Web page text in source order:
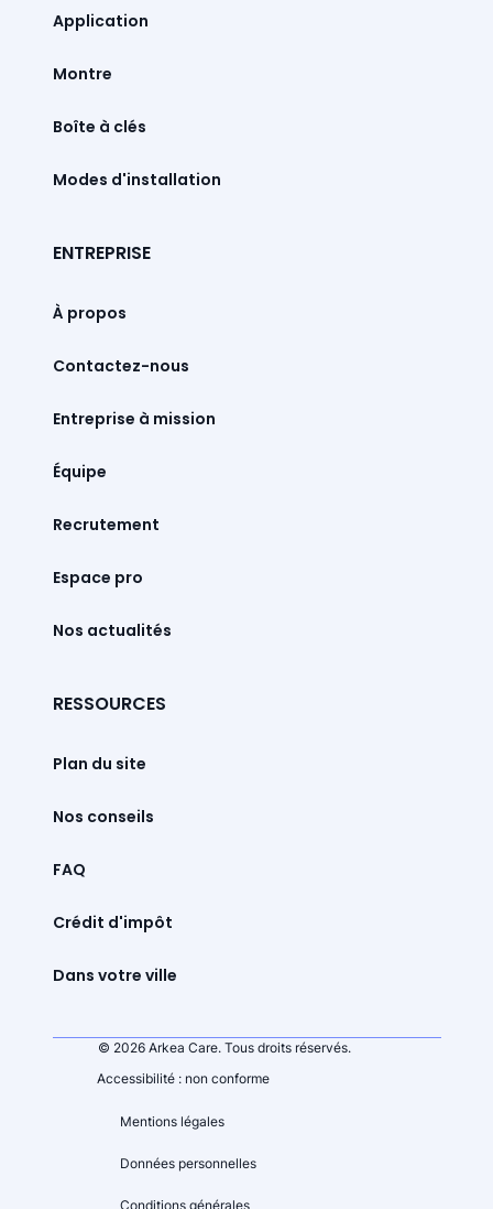
Montre
Boîte à clés
Modes d'installation
ENTREPRISE
À propos
Contactez-nous
Entreprise à mission
Équipe
Recrutement
Espace pro
Nos actualités
RESSOURCES
Plan du site
Nos conseils
FAQ
Crédit d'impôt
Dans votre ville
© 2026 Arkea Care. Tous droits réservés.
Accessibilité : non conforme
Mentions légales
Données personnelles
Conditions générales